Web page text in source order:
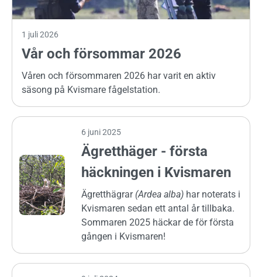
1 juli 2026
Vår och försommar 2026
Våren och försommaren 2026 har varit en aktiv
säsong på Kvismare fågelstation.
6 juni 2025
Ägretthäger - första
häckningen i Kvismaren
Ägretthägrar (Ardea alba)har noterats i
Kvismaren sedan ett antal år tillbaka.
Sommaren 2025 häckar de för första
gången i Kvismaren!